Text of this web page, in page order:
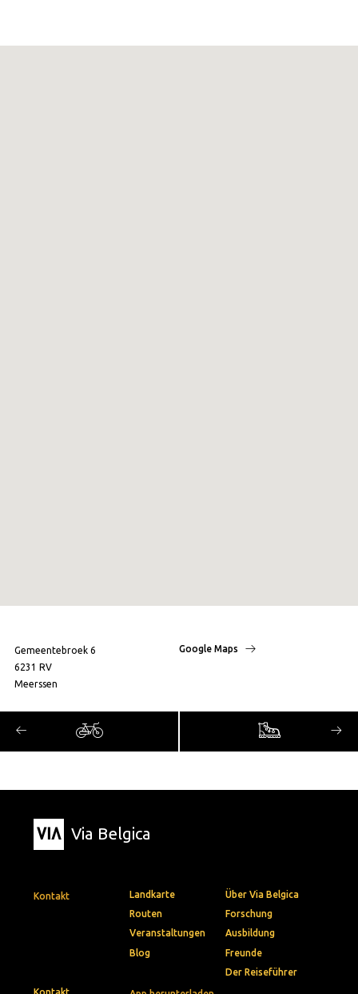
Gemeentebroek 6
6231 RV
Meerssen
Google Maps
Via Belgica
Kontakt
Landkarte
Routen
Veranstaltungen
Blog
Über Via Belgica
Forschung
Ausbildung
Freunde
Der Reiseführer
Kontakt